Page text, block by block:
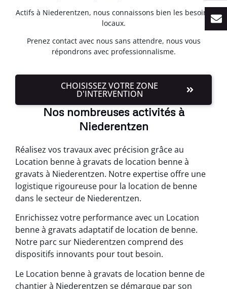
Actifs à Niederentzen, nous connaissons bien les besoins
locaux.
Prenez contact avec nous sans attendre, nous vous
répondrons avec professionnalisme.
CHOISISSEZ VOTRE ZONE
D'INTERVENTION
Nos nombreuses activités à
Niederentzen
Réalisez vos travaux avec précision grâce au
Location benne à gravats de location benne à
gravats à Niederentzen. Notre expertise offre une
logistique rigoureuse pour la location de benne
dans le secteur de Niederentzen.
Enrichissez votre performance avec un Location
benne à gravats adaptatif de location de benne.
Notre parc sur Niederentzen comprend des
dispositifs innovants pour tout besoin.
Le Location benne à gravats de location benne de
chantier à Niederentzen se démarque par son